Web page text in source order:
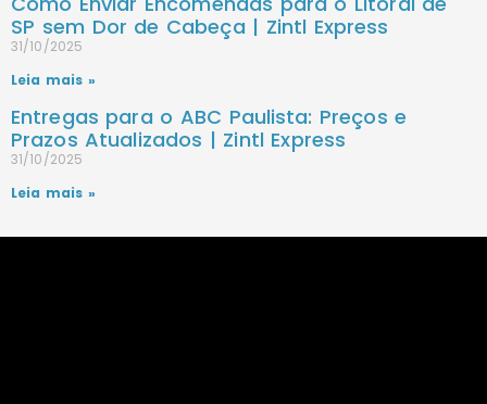
SP sem Dor de Cabeça | Zintl Express
31/10/2025
Leia mais »
Entregas para o ABC Paulista: Preços e
Prazos Atualizados | Zintl Express
31/10/2025
Leia mais »